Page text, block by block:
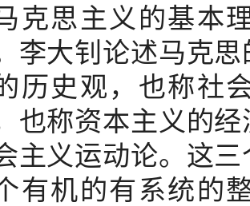
克思主义的基本
李大钊论述马克
历史观，也称社
也称资本主义的
主义运动论。这
有机的有系统的